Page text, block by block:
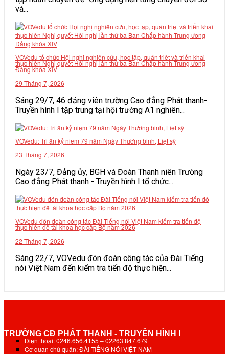
và...
VOVedu tổ chức Hội nghị nghiên cứu, học tập, quán triệt và triển khai
thực hiện Nghị quyết Hội nghị lần thứ ba Ban Chấp hành Trung ương
Đảng khóa XIV
29 Tháng 7, 2026
Sáng 29/7, 46 đảng viên trường Cao đẳng Phát thanh-
Truyền hình I tập trung tại hội trường A1 nghiên...
VOVedu: Tri ân kỷ niệm 79 năm Ngày Thương binh, Liệt sỹ
23 Tháng 7, 2026
Ngày 23/7, Đảng ủy, BGH và Đoàn Thanh niên Trường
Cao đẳng Phát thanh - Truyền hình I tổ chức...
VOVedu đón đoàn công tác Đài Tiếng nói Việt Nam kiểm tra tiến độ
thực hiện đề tài khoa học cấp Bộ năm 2026
22 Tháng 7, 2026
Sáng 22/7, VOVedu đón đoàn công tác của Đài Tiếng
nói Việt Nam đến kiểm tra tiến độ thực hiện...
TRƯỜNG CĐ PHÁT THANH - TRUYỀN HÌNH I
Điện thoại: 0246.656.4155 – 02263.847.679
Cơ quan chủ quản: ĐÀI TIẾNG NÓI VIỆT NAM